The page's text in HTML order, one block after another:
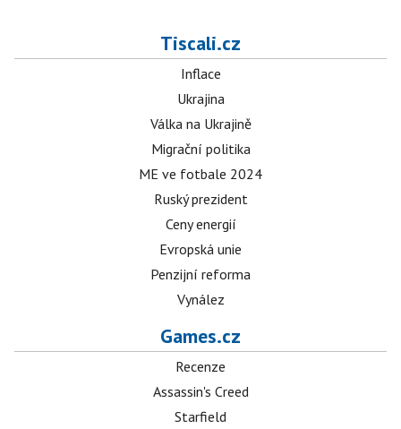
Tiscali.cz
Inflace
Ukrajina
Válka na Ukrajině
Migrační politika
ME ve fotbale 2024
Ruský prezident
Ceny energií
Evropská unie
Penzijní reforma
Vynález
Games.cz
Recenze
Assassin's Creed
Starfield